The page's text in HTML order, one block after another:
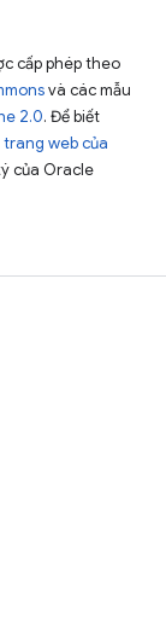
cấp phép theo
và các mẫu
2.0. Để biết
web của
của Oracle